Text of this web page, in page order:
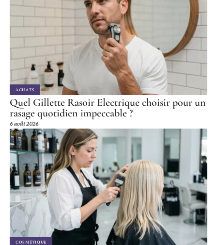
ACHATS
Quel Gillette Rasoir Electrique choisir pour un
rasage quotidien impeccable ?
6 août 2026
COSMÉTIQUE